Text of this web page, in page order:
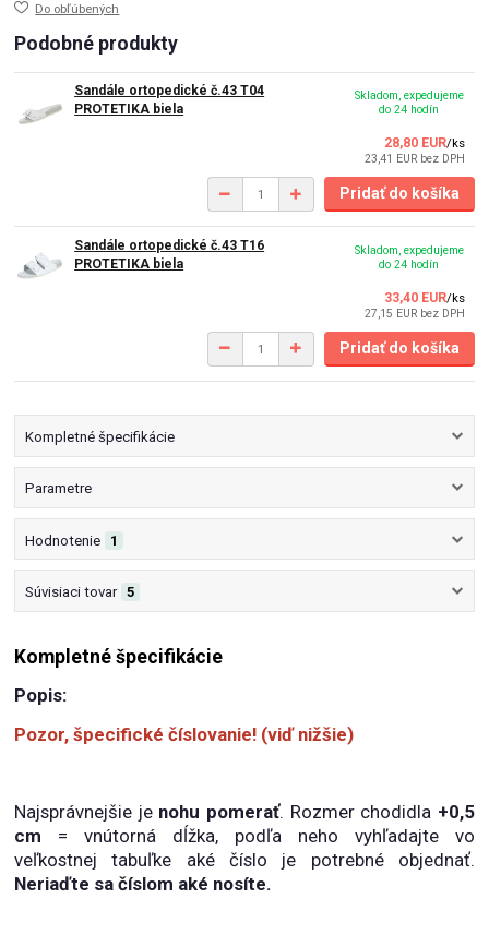
Do obľúbených
Podobné produkty
Sandále ortopedické č.43 T04
PROTETIKA biela
28,80 EUR/ks
23,41 EUR bez DPH
Skladom, expedujeme
do 24 hodín
Pridať do košíka
Sandále ortopedické č.43 T16
PROTETIKA biela
33,40 EUR/ks
27,15 EUR bez DPH
Skladom, expedujeme
do 24 hodín
Pridať do košíka
Kompletné špecifikácie
Parametre
Hodnotenie 1
Súvisiaci tovar 5
Kompletné špecifikácie
Popis:
Pozor, špecifické číslovanie! (viď nižšie)
Najsprávnejšie je nohu pomerať. Rozmer chodidla +0,5
cm = vnútorná dĺžka, podľa neho vyhľadajte vo
veľkostnej tabuľke aké číslo je potrebné objednať.
Neriaďte sa číslom aké nosíte.